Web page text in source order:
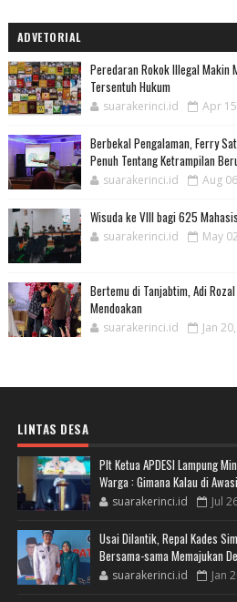
ADVETORIAL
Peredaran Rokok Illegal Makin
Tersentuh Hukum
suarakerinci.id Apr
Berbekal Pengalaman, Ferry
Penuh Tentang Ketrampilan
suarakerinci.id Aug
Wisuda ke VIII bagi 625
suarakerinci.id May
Bertemu di Tanjabtim, Adi
Mendoakan
suarakerinci.id Jan
LINTAS DESA
Plt Ketua APDESI Lampung
Warga : Gimana Kalau di
suarakerinci.id Jul
Usai Dilantik, Repal Kades
Bersama-sama Memajukan
suarakerinci.id Jan